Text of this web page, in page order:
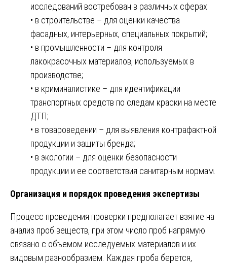
исследований востребован в различных сферах:
• в строительстве – для оценки качества
фасадных, интерьерных, специальных покрытий;
• в промышленности – для контроля
лакокрасочных материалов, используемых в
производстве;
• в криминалистике – для идентификации
транспортных средств по следам краски на месте
ДТП;
• в товароведении – для выявления контрафактной
продукции и защиты бренда;
• в экологии – для оценки безопасности
продукции и ее соответствия санитарным нормам.
Организация и порядок проведения экспертизы
Процесс проведения проверки предполагает взятие на
анализ проб веществ, при этом число проб напрямую
связано с объемом исследуемых материалов и их
видовым разнообразием. Каждая проба берется,